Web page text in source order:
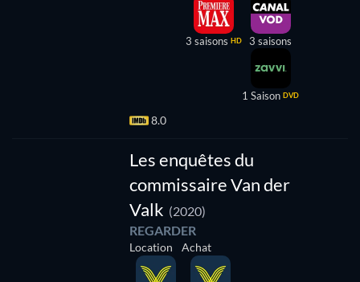
3 saisons HD 3 saisons
1 Saison DVD
8.0
Les enquêtes du
commissaire Van der
Valk (2020)
REGARDER
Location Achat